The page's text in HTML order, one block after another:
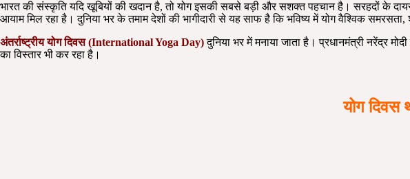
भारत की संस्कृति यदि खूबियों की खदान है, तो योग इसकी सबसे बड़ी और सशक्त पहचान है। सरहदों के
आयाम मिल रहा है। दुनिया भर के तमाम देशों की भागीदारी से यह साफ है कि भविष्य में योग वैश्विक समरसता,
अंतर्राष्ट्रीय योगदिवस (InternationalYoga Day)दुनिया भर में मनाया जाता है। प्रधानमंत्री नरेंद्र
का विस्तार भी कर रहा है।
योग दिवस